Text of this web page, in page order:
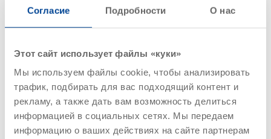
Согласие Подробности О нас
Этот сайт использует файлы «куки»
Мы используем файлы cookie, чтобы анализировать
трафик, подбирать для вас подходящий контент и
рекламу, а также дать вам возможность делиться
информацией в социальных сетях. Мы передаем
информацию о ваших действиях на сайте партнерам
высококвалифицированных специалистов создают свыше
400 систем продуктов самого разного назначения и
применяют десятилетиями накопленный экспертный опыт